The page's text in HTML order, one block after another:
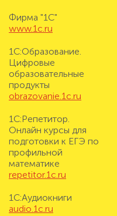
Фирма "1С"
www.1c.ru
1С:Образование.
Цифровые
образовательные
продукты
obrazovanie.1c.ru
1С:Репетитор.
Онлайн курсы для
подготовки к ЕГЭ по
профильной
математике
repetitor.1c.ru
1С:Аудиокниги
audio.1c.ru